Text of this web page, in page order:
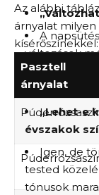
A
változások
összhatást,
színekre.
„Lehet-e
évszakok
Igen, de
tested
tónusok
Az alábbi
árnyalat
kísérőszínekkel:
Pasztell
árnyalat